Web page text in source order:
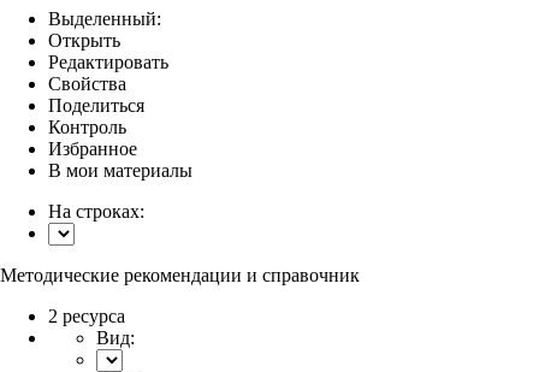
Выделенный:
Открыть
Редактировать
Свойства
Поделиться
Контроль
Избранное
В мои материалы
На строках:
Методические рекомендации и справочник
2 ресурса
Вид: